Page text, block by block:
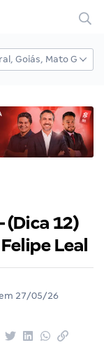
(Dica 12)
Leal
27/05/26